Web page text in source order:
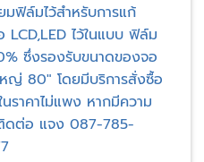
มฟิล์มไว้สำหรับการแก้
ไว้ในแบบ ฟิล์ม
ซึ่งรองรับขนาดของจอ
ญ่ 80″ โดยมีบริการสั่งซื้อ
ราคาไม่แพง หากมีความ
ดต่อ แจง 087-785-